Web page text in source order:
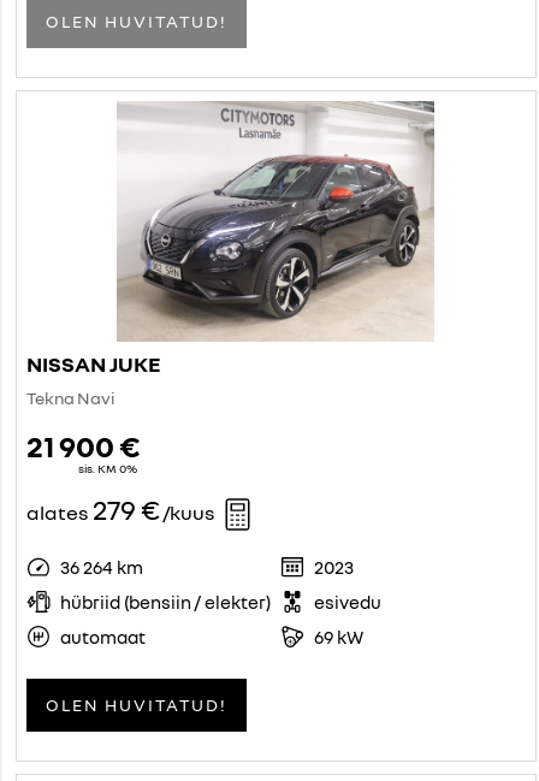
OLEN HUVITATUD!
NISSAN JUKE
Tekna Navi
21 900 €
sis. KM 0%
alates 279 €/kuus
36 264 km
2023
hübriid (bensiin / elekter)
esivedu
automaat
69 kW
OLEN HUVITATUD!